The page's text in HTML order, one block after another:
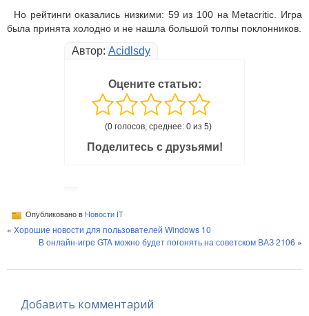
Но рейтинги оказались низкими: 59 из 100 на Metacritic. Игра
была принята холодно и не нашла большой толпы поклонников.
Автор: Acidlsdy
Оцените статью:
(0 голосов, среднее: 0 из 5)
Поделитесь с друзьями!
Опубликовано в Новости IT
« Хорошие новости для пользователей Windows 10
В онлайн-игре GTA можно будет погонять на советском ВАЗ 2106 »
Добавить комментарий